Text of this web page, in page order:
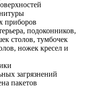
приборов
подоконников,
столов, тумбочек
ножек кресел и
загрязнений
пакетов